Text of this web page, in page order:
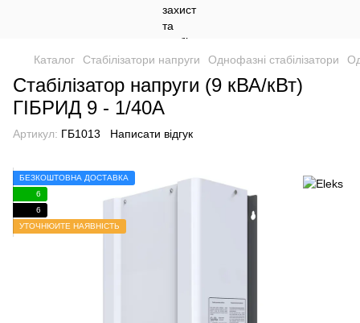
Каталог Стабілізатори напруги Однофазні стабілізатори
Стабілізатор напруги (9 кВА/кВт)
ГІБРИД 9 - 1/40А
Артикул: ГБ1013 Написати відгук
БЕЗКОШТОВНА ДОСТАВКА
6
6
УТОЧНЮЙТЕ НАЯВНІСТЬ